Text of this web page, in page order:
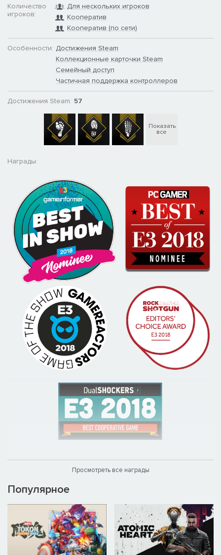
Количество
игроков:
Для нескольких игроков
Кооператив
Кооператив (по сети)
Особенности: Достижения Steam
Коллекционные карточки Steam
Семейный доступ
Частичная поддержка контроллеров
Достижения Steam: 57
Показать
все
Награды:
Просмотреть все награды
Популярное